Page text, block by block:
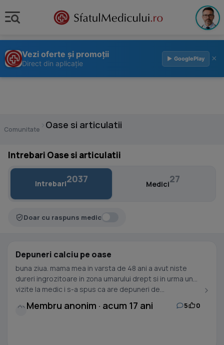
Vezi oferte și promoții
Direct din aplicație
▶ GooglePlay ×
Comunitate Oase si articulatii
Intrebari Oase si articulatii
Intrebari2037 Medici27
Doar cu raspuns medic
Depuneri calciu pe oase
buna ziua. mama mea in varsta de 48 ani a avut niste
dureri ingrozitoare in zona umarului drept si in urma unei
vizite la medic i s-a spus ca are depuneri de...
Membru anonim · acum 17 ani 5 0